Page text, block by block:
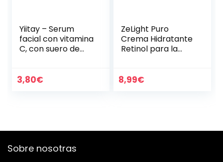
Yiitay – Serum
facial con vitamina
C, con suero de
crema
3,80€
ZeLight Puro
Crema Hidratante
Retinol para la
a A- Crema Facial
8,99€
Sobre nosotras